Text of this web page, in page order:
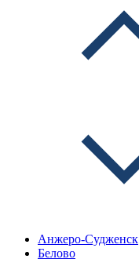
Анжеро-Судженск
Белово